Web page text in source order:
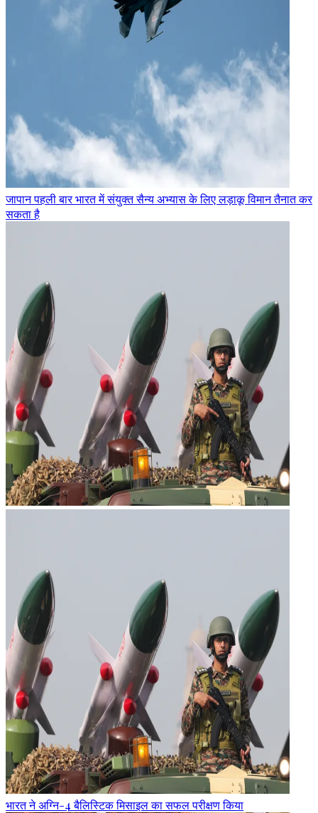
जापान पहली बार भारत में संयुक्त सैन्य अभ्यास के लिए लड़ाकू विमान तैनात कर
सकता है
भारत ने अग्नि-4 बैलिस्टिक मिसाइल का सफल परीक्षण किया